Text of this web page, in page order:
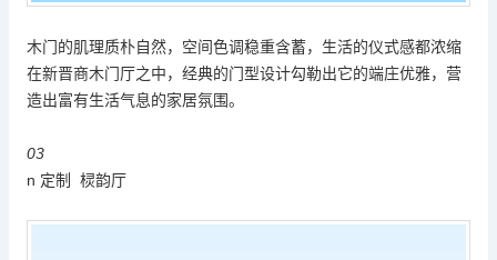
木门的肌理质朴自然，空间色调稳重含蓄，生活的仪式感都浓缩
在新晋商木门厅之中，经典的门型设计勾勒出它的端庄优雅，营
造出富有生活气息的家居氛围。
03
n 定制 棂韵厅